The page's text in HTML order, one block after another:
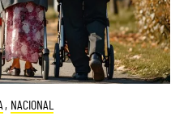
, NACIONAL